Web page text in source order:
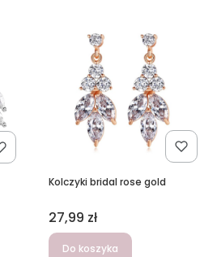
Kolczyki bridal rose gold
Cena
27,99 zł
Do koszyka